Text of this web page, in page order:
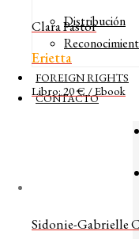
Distribución
FOREIGN RIGHTS
CONTACTO
Clara Pastor
Erietta
Libro: 20 € / Ebook
Sidonie-Gabrielle